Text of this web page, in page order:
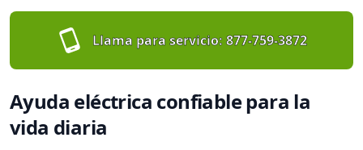
Llama para servicio: 877-759-3872
Ayuda eléctrica confiable para la
vida diaria